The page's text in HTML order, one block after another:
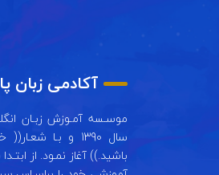
آکادمی زبان
موسـسه آمـوزش زبـان
سال 1390 و بـا
باشید.)) آغاز نمـود. از